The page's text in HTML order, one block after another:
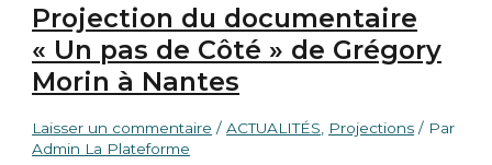
Projection du documentaire
« Un pas de Côté » de Grégory
Morin à Nantes
Laisser un commentaire /ACTUALITÉS, Projections / Par
Admin La Plateforme